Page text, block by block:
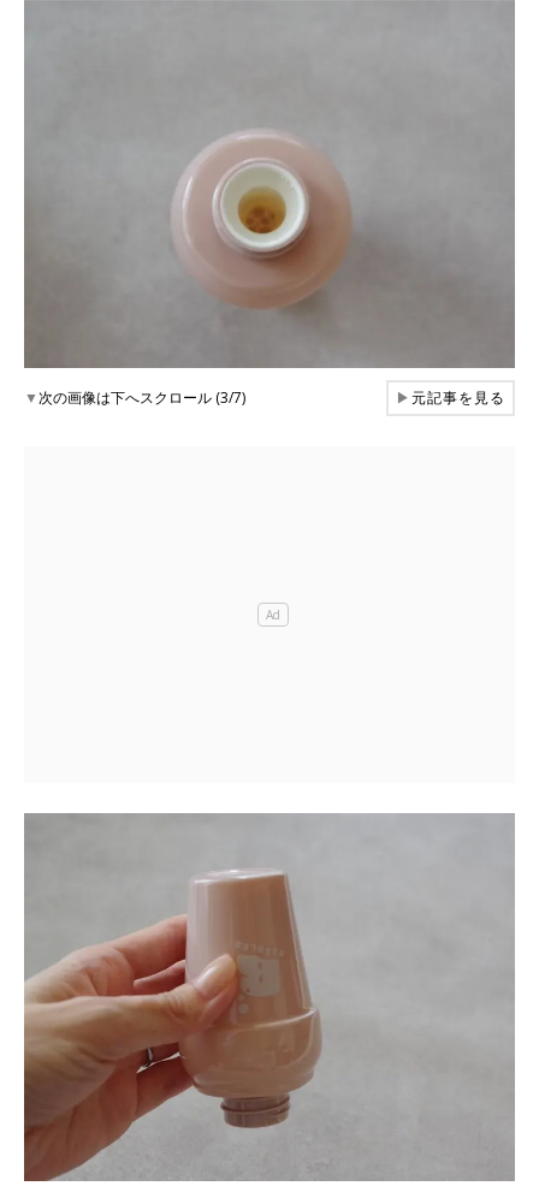
▼次の画像は下へスクロール (3/7) ▶元記事を見る